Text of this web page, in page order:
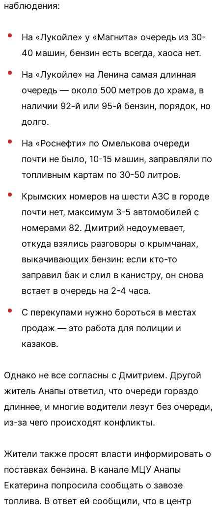
наблюдения:
На «Лукойле» у «Магнита» очередь из 30-
40 машин, бензин есть всегда, хаоса нет.
На «Лукойле» на Ленина самая длинная
очередь — около 500 метров до храма, в
наличии 92-й или 95-й бензин, порядок, но
долго.
На «Роснефти» по Омелькова очереди
почти не было, 10-15 машин, заправляли по
топливным картам по 30-50 литров.
Крымских номеров на шести АЗС в городе
почти нет, максимум 3-5 автомобилей с
номерами 82. Дмитрий недоумевает,
откуда взялись разговоры о крымчанах,
выкачивающих бензин: если кто-то
заправил бак и слил в канистру, он снова
встает в очередь на 2-4 часа.
С перекупами нужно бороться в местах
продаж — это работа для полиции и
казаков.
Однако не все согласны с Дмитрием. Другой
житель Анапы ответил, что очереди гораздо
длиннее, и многие водители лезут без очереди,
из-за чего происходят конфликты.
Жители также просят власти информировать о
поставках бензина. В канале МЦУ Анапы
Екатерина попросила сообщать о завозе
топлива. В ответ ей сообщили, что в центр